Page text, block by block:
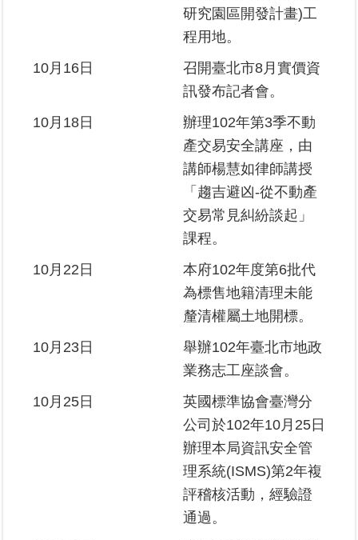
研究園區開發計畫)工
程用地。
10月16日
召開臺北市8月實價資
訊發布記者會。
10月18日
辦理102年第3季不動
產交易安全講座，由
講師楊慧如律師講授
「趨吉避凶-從不動產
交易常見糾紛談起」
課程。
10月22日
本府102年度第6批代
為標售地籍清理未能
釐清權屬土地開標。
10月23日
舉辦102年臺北市地政
業務志工座談會。
10月25日
英國標準協會臺灣分
公司於102年10月25日
辦理本局資訊安全管
理系統(ISMS)第2年複
評稽核活動，經驗證
通過。